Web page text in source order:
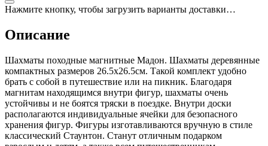
Нажмите кнопку, чтобы загрузить варианты доставки…
Описание
Шахматы походные магнитные Мадон. Шахматы деревянные
компактных размеров 26.5х26.5см. Такой комплект удобно
брать с собой в путешествие или на пикник. Благодаря
магнитам находящимся внутри фигур, шахматы очень
устойчивы и не боятся тряски в поездке. Внутри доски
располагаются индивидуальные ячейки для безопасного
хранения фигур. Фигуры изготавливаются вручную в стиле
классический Стаунтон. Станут отличным подарком